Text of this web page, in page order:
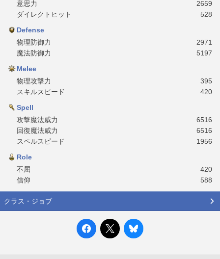
意思力
2659
ダイレクトヒット
528
Defense
物理防御力
2971
魔法防御力
5197
Melee
物理攻撃力
395
スキルスピード
420
Spell
攻撃魔法威力
6516
回復魔法威力
6516
スペルスピード
1956
Role
不屈
420
信仰
588
クラス・ジョブ